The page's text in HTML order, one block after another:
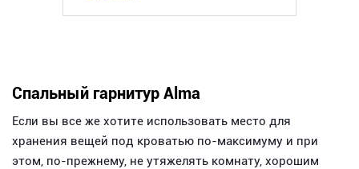
Спальный гарнитур Alma
Если вы все же хотите использовать место для
хранения вещей под кроватью по-максимуму и при
этом, по-прежнему, не утяжелять комнату, хорошим